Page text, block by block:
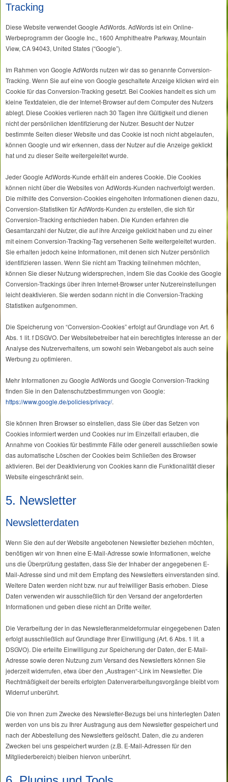
Tracking
Diese Website verwendet Google AdWords. AdWords ist ein Online-
Werbeprogramm der Google Inc., 1600 Amphitheatre Parkway, Mountain
View, CA 94043, United States (“Google”).
Im Rahmen von Google AdWords nutzen wir das so genannte Conversion-
Tracking. Wenn Sie auf eine von Google geschaltete Anzeige klicken wird ein
Cookie für das Conversion-Tracking gesetzt. Bei Cookies handelt es sich um
kleine Textdateien, die der Internet-Browser auf dem Computer des Nutzers
ablegt. Diese Cookies verlieren nach 30 Tagen ihre Gültigkeit und dienen
nicht der persönlichen Identifizierung der Nutzer. Besucht der Nutzer
bestimmte Seiten dieser Website und das Cookie ist noch nicht abgelaufen,
können Google und wir erkennen, dass der Nutzer auf die Anzeige geklickt
hat und zu dieser Seite weitergeleitet wurde.
Jeder Google AdWords-Kunde erhält ein anderes Cookie. Die Cookies
können nicht über die Websites von AdWords-Kunden nachverfolgt werden.
Die mithilfe des Conversion-Cookies eingeholten Informationen dienen dazu,
Conversion-Statistiken für AdWords-Kunden zu erstellen, die sich für
Conversion-Tracking entschieden haben. Die Kunden erfahren die
Gesamtanzahl der Nutzer, die auf ihre Anzeige geklickt haben und zu einer
mit einem Conversion-Tracking-Tag versehenen Seite weitergeleitet wurden.
Sie erhalten jedoch keine Informationen, mit denen sich Nutzer persönlich
identifizieren lassen. Wenn Sie nicht am Tracking teilnehmen möchten,
können Sie dieser Nutzung widersprechen, indem Sie das Cookie des Google
Conversion-Trackings über ihren Internet-Browser unter Nutzereinstellungen
leicht deaktivieren. Sie werden sodann nicht in die Conversion-Tracking
Statistiken aufgenommen.
Die Speicherung von “Conversion-Cookies” erfolgt auf Grundlage von Art. 6
Abs. 1 lit. f DSGVO. Der Websitebetreiber hat ein berechtigtes Interesse an der
Analyse des Nutzerverhaltens, um sowohl sein Webangebot als auch seine
Werbung zu optimieren.
Mehr Informationen zu Google AdWords und Google Conversion-Tracking
finden Sie in den Datenschutzbestimmungen von Google:
https://www.google.de/policies/privacy/.
Sie können Ihren Browser so einstellen, dass Sie über das Setzen von
Cookies informiert werden und Cookies nur im Einzelfall erlauben, die
Annahme von Cookies für bestimmte Fälle oder generell ausschließen sowie
das automatische Löschen der Cookies beim Schließen des Browser
aktivieren. Bei der Deaktivierung von Cookies kann die Funktionalität dieser
Website eingeschränkt sein.
5. Newsletter
Newsletterdaten
Wenn Sie den auf der Website angebotenen Newsletter beziehen möchten,
benötigen wir von Ihnen eine E-Mail-Adresse sowie Informationen, welche
uns die Überprüfung gestatten, dass Sie der Inhaber der angegebenen E-
Mail-Adresse sind und mit dem Empfang des Newsletters einverstanden sind.
Weitere Daten werden nicht bzw. nur auf freiwilliger Basis erhoben. Diese
Daten verwenden wir ausschließlich für den Versand der angeforderten
Informationen und geben diese nicht an Dritte weiter.
Die Verarbeitung der in das Newsletteranmeldeformular eingegebenen Daten
erfolgt ausschließlich auf Grundlage Ihrer Einwilligung (Art. 6 Abs. 1 lit. a
DSGVO). Die erteilte Einwilligung zur Speicherung der Daten, der E-Mail-
Adresse sowie deren Nutzung zum Versand des Newsletters können Sie
jederzeit widerrufen, etwa über den „Austragen“-Link im Newsletter. Die
Rechtmäßigkeit der bereits erfolgten Datenverarbeitungsvorgänge bleibt vom
Widerruf unberührt.
Die von Ihnen zum Zwecke des Newsletter-Bezugs bei uns hinterlegten Daten
werden von uns bis zu Ihrer Austragung aus dem Newsletter gespeichert und
nach der Abbestellung des Newsletters gelöscht. Daten, die zu anderen
Zwecken bei uns gespeichert wurden (z.B. E-Mail-Adressen für den
Mitgliederbereich) bleiben hiervon unberührt.